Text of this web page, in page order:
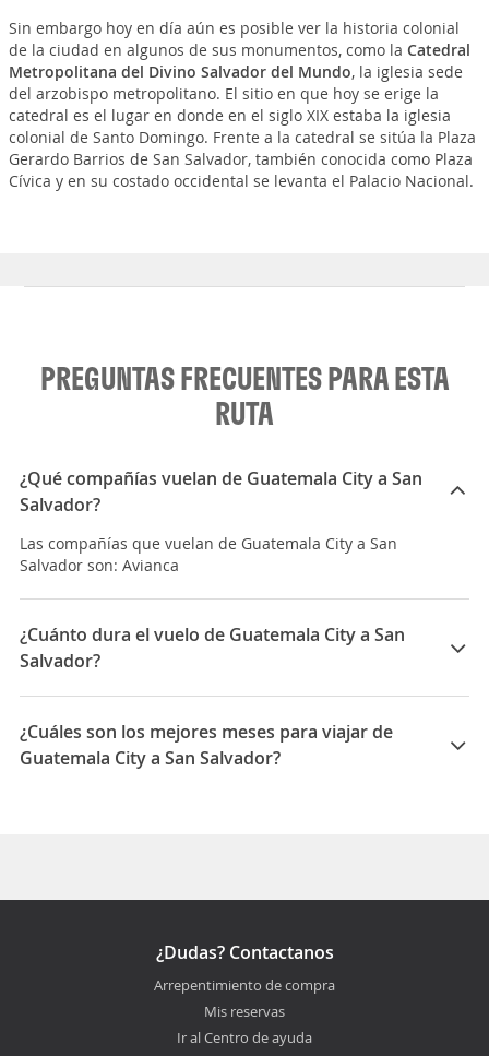
Sin embargo hoy en día aún es posible ver la historia colonial
de la ciudad en algunos de sus monumentos, como la Catedral
Metropolitana del Divino Salvador del Mundo, la iglesia sede
del arzobispo metropolitano. El sitio en que hoy se erige la
catedral es el lugar en donde en el siglo XIX estaba la iglesia
colonial de Santo Domingo. Frente a la catedral se sitúa la Plaza
Gerardo Barrios de San Salvador, también conocida como Plaza
Cívica y en su costado occidental se levanta el Palacio Nacional.
PREGUNTAS FRECUENTES PARA ESTA
RUTA
¿Qué compañías vuelan de Guatemala City a San
Salvador?
Las compañías que vuelan de Guatemala City a San
Salvador son: Avianca
¿Cuánto dura el vuelo de Guatemala City a San
Salvador?
La duración media para viajar entre Guatemala City y
San Salvador es 00:50
¿Cuáles son los mejores meses para viajar de
Guatemala City a San Salvador?
¿Dudas? Contactanos
Arrepentimiento de compra
Mis reservas
Ir al Centro de ayuda